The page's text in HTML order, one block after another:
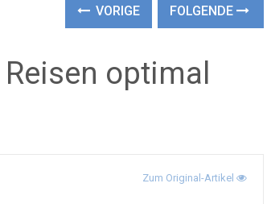
VORIGE FOLGENDE
optimal
Zum Original-Artikel